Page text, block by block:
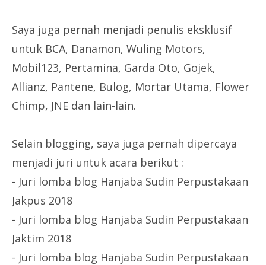
Saya juga pernah menjadi penulis eksklusif
untuk BCA, Danamon, Wuling Motors,
Mobil123, Pertamina, Garda Oto, Gojek,
Allianz, Pantene, Bulog, Mortar Utama, Flower
Chimp, JNE dan lain-lain.
Selain blogging, saya juga pernah dipercaya
menjadi juri untuk acara berikut :
- Juri lomba blog Hanjaba Sudin Perpustakaan
Jakpus 2018
- Juri lomba blog Hanjaba Sudin Perpustakaan
Jaktim 2018
- Juri lomba blog Hanjaba Sudin Perpustakaan